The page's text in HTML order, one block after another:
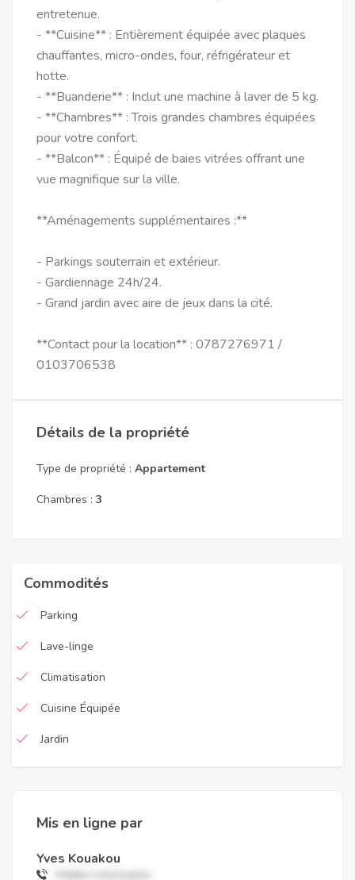
entretenue.
- **Cuisine** : Entièrement équipée avec plaques
chauffantes, micro-ondes, four, réfrigérateur et
hotte.
- **Buanderie** : Inclut une machine à laver de 5 kg.
- **Chambres** : Trois grandes chambres équipées
pour votre confort.
- **Balcon** : Équipé de baies vitrées offrant une
vue magnifique sur la ville.
**Aménagements supplémentaires :**
- Parkings souterrain et extérieur.
- Gardiennage 24h/24.
- Grand jardin avec aire de jeux dans la cité.
**Contact pour la location** : 0787276971 /
0103706538
Détails de la propriété
Type de propriété : Appartement
Chambres : 3
Commodités
Parking
Lave-linge
Climatisation
Cuisine Équipée
Jardin
Mis en ligne par
Yves Kouakou
Hidden information